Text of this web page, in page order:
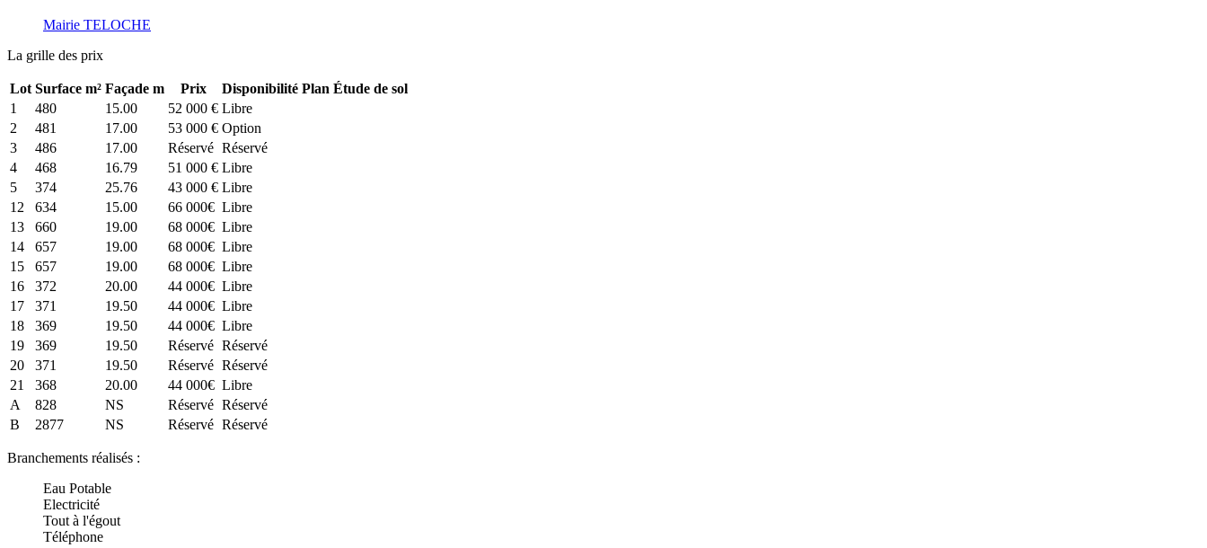
Mairie TELOCHE
La grille des prix
Lot Surface m² Façade m Prix Disponibilité Plan Étude de sol
1
480 15.00 52 000 € Libre
2
481 17.00 53 000 € Option
3
486 17.00 Réservé Réservé
4
468 16.79 51 000 € Libre
5
374 25.76 43 000 € Libre
12
634 15.00 66 000€ Libre
13
660 19.00 68 000€ Libre
14
657 19.00 68 000€ Libre
15
657 19.00 68 000€ Libre
16
372 20.00 44 000€ Libre
17
371 19.50 44 000€ Libre
18
369 19.50 44 000€ Libre
19
369 19.50 Réservé Réservé
20
371 19.50 Réservé Réservé
21
368 20.00 44 000€ Libre
A
828 NS Réservé Réservé
B
2877 NS Réservé Réservé
Branchements réalisés :
Eau Potable
Electricité
Tout à l'égout
Téléphone